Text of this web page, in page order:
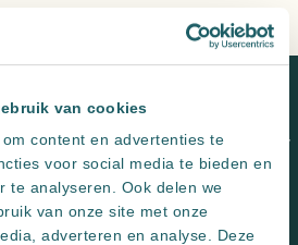
van cookies
content en advertenties te
voor social media te bieden en
te analyseren. Ook delen we
van onze site met onze
adverteren en analyse. Deze
sun-line plafond rond met
van onze showrooms
en de perfecte tegels uitzoeken voor
vrijblijvende kennismaking met een
te bespreken.